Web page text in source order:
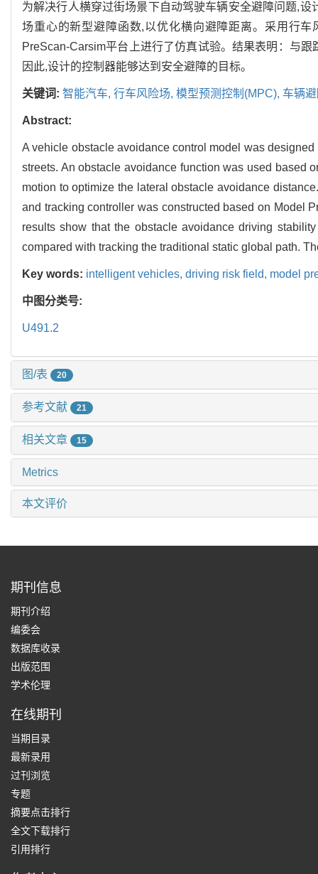
为解决行人横穿过街场景下自动驾驶车辆安全避障问题,
场重心的新型避障函数,以优化横向避障距离。采用行
PreScan-Carsim平台上进行了仿真试验。结果表明：与
因此,设计的控制器能够达到安全避障的目标。
关键词: 智能汽车, 行车风险场, 模型预测控制(MPC), 车辆
Abstract:
A vehicle obstacle avoidance control model was
streets. An obstacle avoidance function was used based
motion to optimize the lateral obstacle avoidance
and tracking controller was constructed based on Model
results show that the obstacle avoidance driving
compared with tracking the traditional static global path.
Key words: intelligent vehicles, driving risk field, model
中图分类号:
U491.2
图/表 20
参考文献 21
相关文章 15
Metrics
本文评价
期刊信息
期刊介绍
编委会
数据库收录
出版范围
学术伦理
在线期刊
当期目录
最新录用
过刊浏览
专题
摘要点击排行
全文下载排行
引用排行